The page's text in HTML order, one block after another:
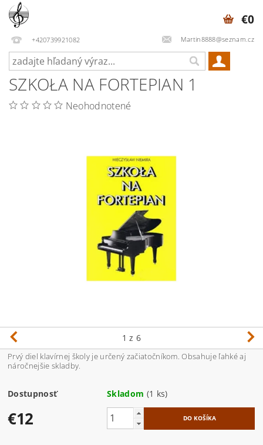
+420739921082 Martin8888@seznam.cz
€0
SZKOŁA NA FORTEPIAN 1
Neohodnotené
1 z 6
Prvý diel klavírnej školy je určený začiatočníkom. Obsahuje ľahké aj
náročnejšie skladby.
Dostupnosť Skladom (1 ks)
€12